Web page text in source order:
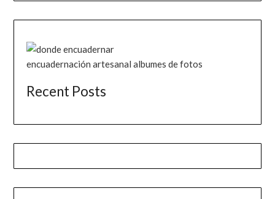
encuadernación artesanal albumes de fotos
Recent Posts